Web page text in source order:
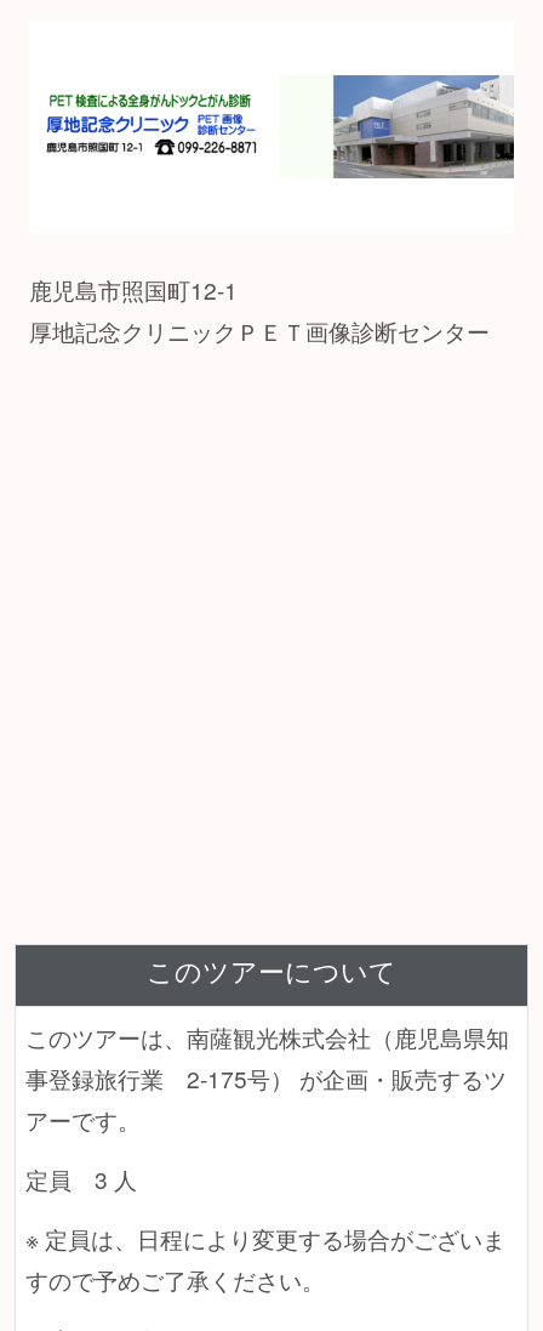
鹿児島市照国町12-1
厚地記念クリニックＰＥＴ画像診断センター
このツアーについて
このツアーは、南薩観光株式会社（鹿児島県知
事登録旅行業 2-175号） が企画・販売するツ
アーです。
定員 3 人
※ 定員は、日程により変更する場合がございま
すので予めご了承ください。